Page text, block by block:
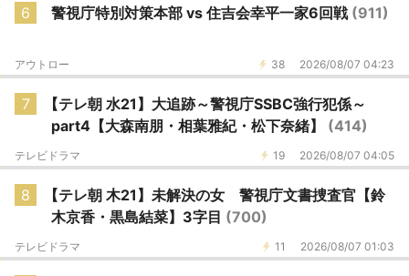
6 警視庁特別対策本部 vs 住吉会幸平一家6回戦 (911)
38 2026/08/07 04:23
アウトロー
7
【テレ朝 水21】大追跡～警視庁SSBC強行犯係～
part4【大森南朋・相葉雅紀・松下奈緒】 (414)
19 2026/08/07 04:05
テレビドラマ
8
【テレ朝 木21】未解決の女 警視庁文書捜査官【鈴
木京香・黒島結菜】3字目 (700)
11 2026/08/07 01:03
テレビドラマ